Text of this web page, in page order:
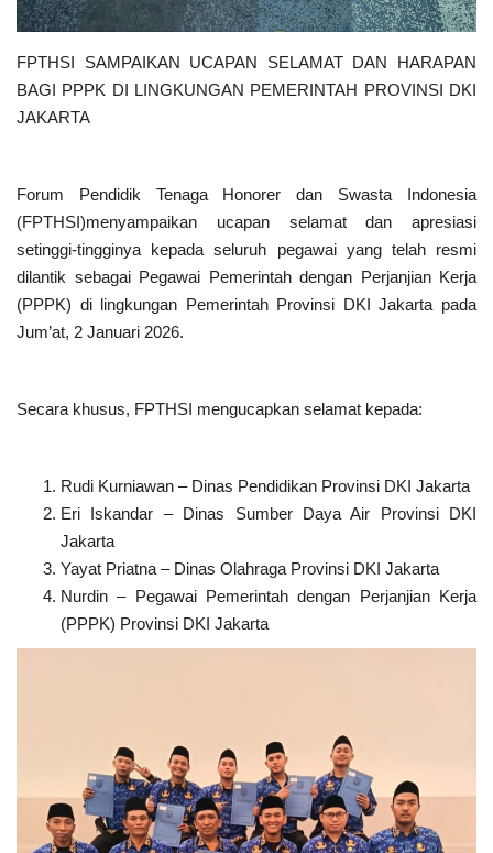
FPTHSI SAMPAIKAN UCAPAN SELAMAT DAN HARAPAN
BAGI PPPK DI LINGKUNGAN PEMERINTAH PROVINSI DKI
JAKARTA
Forum Pendidik Tenaga Honorer dan Swasta Indonesia
(FPTHSI)menyampaikan ucapan selamat dan apresiasi
setinggi-tingginya kepada seluruh pegawai yang telah resmi
dilantik sebagai Pegawai Pemerintah dengan Perjanjian Kerja
(PPPK) di lingkungan Pemerintah Provinsi DKI Jakarta pada
Jum’at, 2 Januari 2026.
Secara khusus, FPTHSI mengucapkan selamat kepada:
Rudi Kurniawan – Dinas Pendidikan Provinsi DKI Jakarta
Eri Iskandar – Dinas Sumber Daya Air Provinsi DKI
Jakarta
Yayat Priatna – Dinas Olahraga Provinsi DKI Jakarta
Nurdin – Pegawai Pemerintah dengan Perjanjian Kerja
(PPPK) Provinsi DKI Jakarta